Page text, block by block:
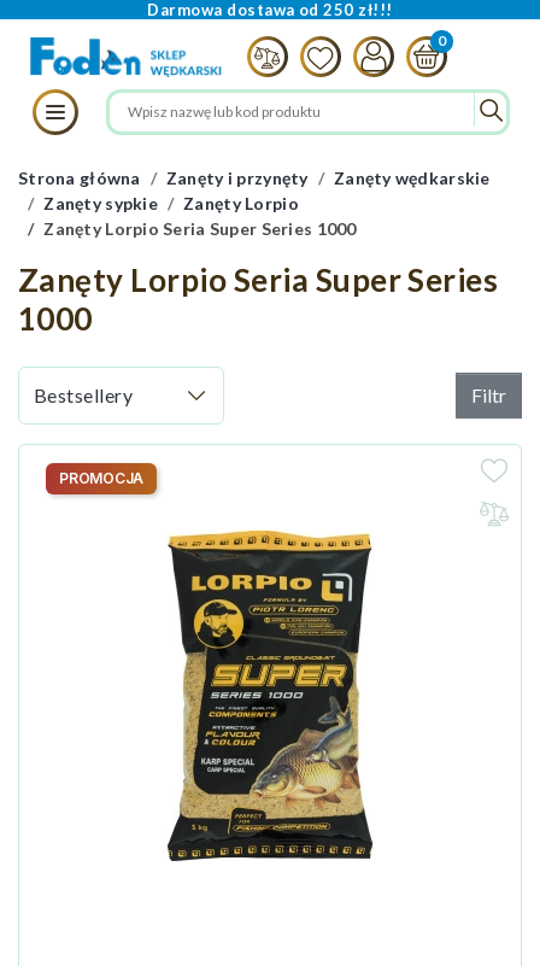
Darmowa dostawa od 250 zł!!!
Strona główna Zanęty i przynęty
Zanęty wędkarskie
Zanęty sypkie
Zanęty Lorpio
Zanęty Lorpio Seria Super Series 1000
Zanęty Lorpio Seria Super Series
1000
Filtr
PROMOCJA